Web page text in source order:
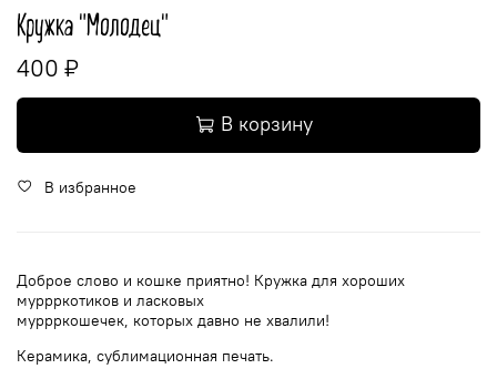
Кружка "Молодец"
400 ₽
В корзину
В избранное
Доброе слово и кошке приятно! Кружка для хороших
муррркотиков и ласковых
муррркошечек, которых давно не хвалили!
Керамика, сублимационная печать.